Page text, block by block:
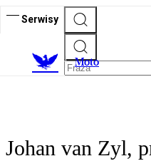
Serwisy
Moto
Johan van Zyl,